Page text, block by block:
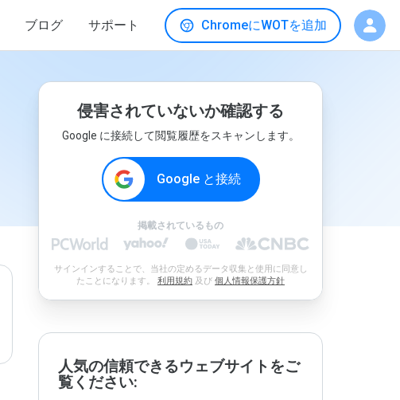
ブログ サポート ChromeにWOTを追加
侵害されていないか確認する
Google に接続して閲覧履歴をスキャンします。
Google と接続
掲載されているもの
サインインすることで、当社の定めるデータ収集と使用に同意し
たことになります。 利用規約 及び 個人情報保護方針
人気の信頼できるウェブサイトをご
覧ください: